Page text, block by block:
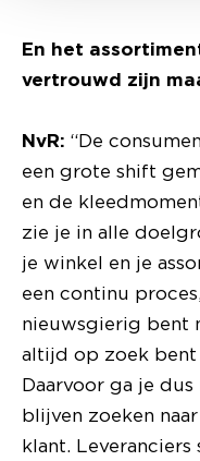
En het
vertrouwd zijn
NvR: “De
een grote shift
en de
zie je in alle
je winkel en je
een continu
nieuwsgierig bent
altijd op zoek bent
Daarvoor ga je
blijven zoeken
klant. Leveranciers